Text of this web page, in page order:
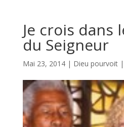
Je crois dans
du Seigneur
Mai 23, 2014| Dieu pourvoit|